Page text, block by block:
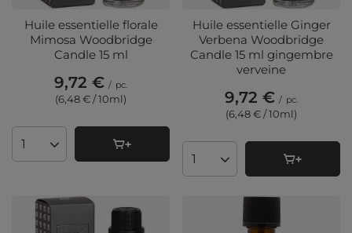
Huile essentielle florale
Mimosa Woodbridge
Candle 15 ml
9,72 € / pc.
(6,48 € / 10ml)
Quantité de produits
Huile essentielle Ginger
Verbena Woodbridge
Candle 15 ml gingembre
verveine
9,72 € / pc.
(6,48 € / 10ml)
Quantité de produits